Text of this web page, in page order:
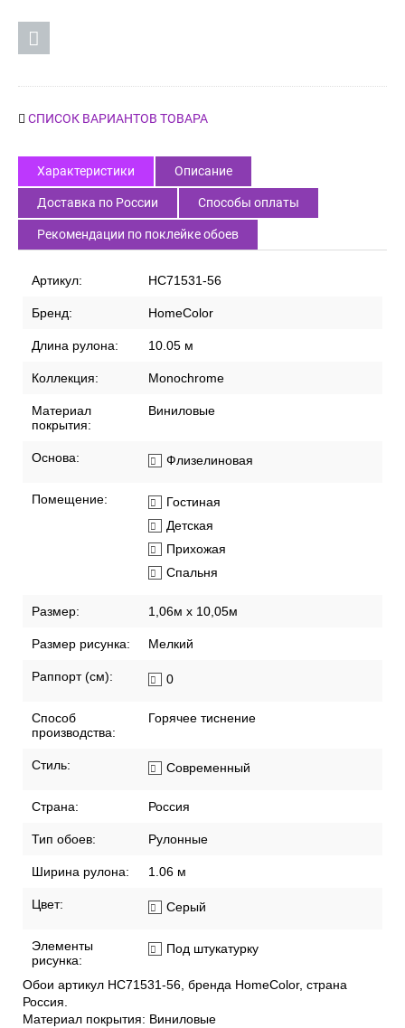
СПИСОК ВАРИАНТОВ ТОВАРА
Характеристики Описание
Доставка по России Способы оплаты
Рекомендации по поклейке обоев
Артикул: HC71531-56
Бренд: HomeColor
Длина рулона: 10.05 м
Коллекция: Monochrome
Материал
покрытия:
Виниловые
Основа: Флизелиновая
Помещение:
Гостиная
Детская
Прихожая
Спальня
Размер: 1,06м х 10,05м
Размер рисунка: Мелкий
Раппорт (см): 0
Способ
производства:
Горячее тиснение
Стиль: Современный
Страна: Россия
Тип обоев: Рулонные
Ширина рулона: 1.06 м
Цвет: Серый
Элементы
рисунка:
Под штукатурку
Обои артикул HC71531-56, бренда HomeColor, страна
Россия.
Материал покрытия: Виниловые